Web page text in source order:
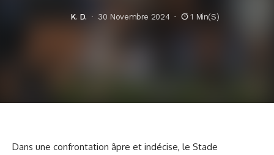
K. D. 30 Novembre 2024 1 Min(s)
Dans une confrontation âpre et indécise, le Stade